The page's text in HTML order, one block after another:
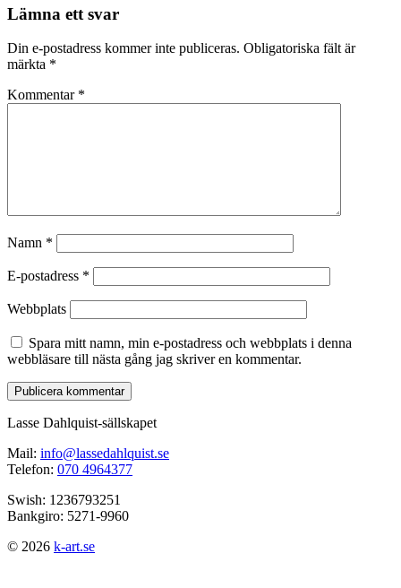
Lämna ett svar
Din e-postadress kommer inte publiceras. Obligatoriska fält är
märkta *
Kommentar *
Namn *
E-postadress *
Webbplats
Spara mitt namn, min e-postadress och webbplats i denna
webbläsare till nästa gång jag skriver en kommentar.
Lasse Dahlquist-sällskapet
Mail: info@lassedahlquist.se
Telefon: 070 4964377
Swish: 1236793251
Bankgiro: 5271-9960
© 2026 k-art.se